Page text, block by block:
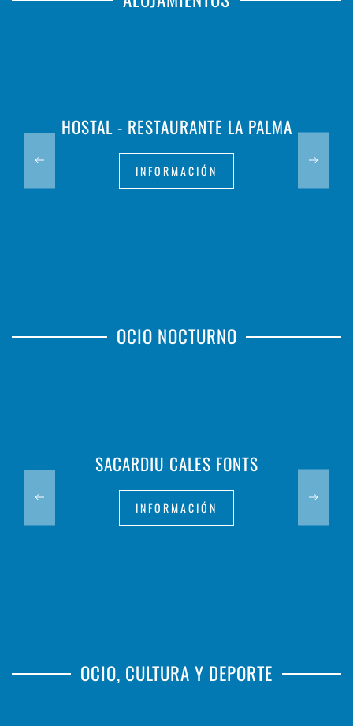
HOSTAL - RESTAURANTE LA PALMA
INFORMACIÓN
OCIO NOCTURNO
SACARDIU CALES FONTS
INFORMACIÓN
OCIO, CULTURA Y DEPORTE